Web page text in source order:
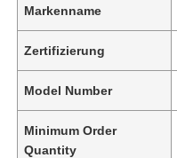
Markenname
Zertifizierung
Model Number
Minimum Order
Quantity